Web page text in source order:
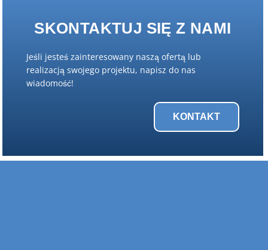
SKONTAKTUJ SIĘ Z NAMI
Jeśli jesteś zainteresowany naszą ofertą lub
realizacją swojego projektu, napisz do nas
wiadomość!
KONTAKT